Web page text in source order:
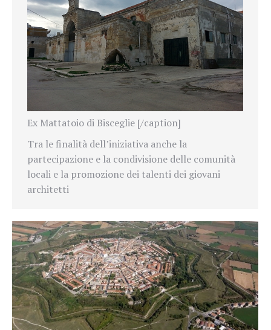
Ex Mattatoio di Bisceglie [/caption]
Tra le finalità dell’iniziativa anche la
partecipazione e la condivisione delle comunità
locali e la promozione dei talenti dei giovani
architetti